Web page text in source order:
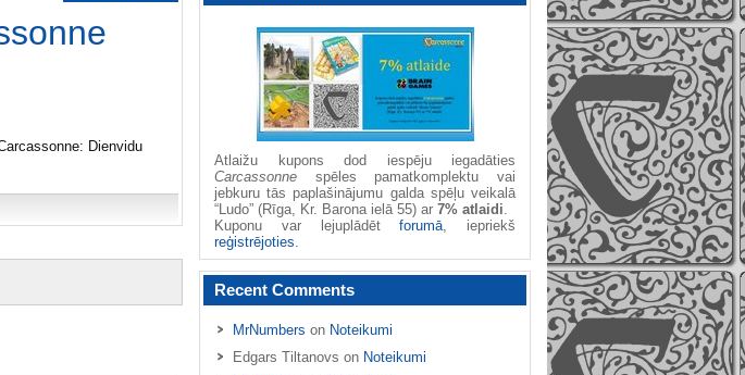
Dienvidu
Atlaižu kupons dod iespēju iegadāties
Carcassonne spēles pamatkomplektu vai
jebkuru tās paplašinājumu galda spēļu veikalā
“Ludo” (Rīga, Kr. Barona ielā 55) ar 7% atlaidi.
Kuponu var lejuplādētforumā, iepriekš
reģistrējoties.
Recent Comments
MrNumbers on Noteikumi
Edgars Tiltanovs on Noteikumi